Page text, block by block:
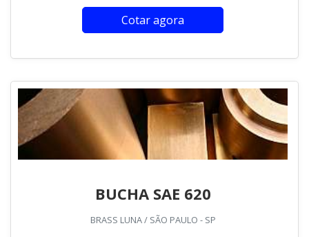
Cotar agora
BUCHA SAE 620
BRASS LUNA / SÃO PAULO - SP